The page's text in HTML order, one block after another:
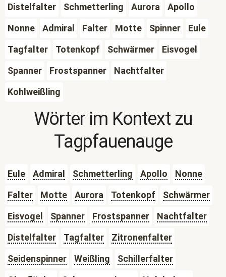
Distelfalter
Schmetterling Aurora
Apollo
Nonne
Admiral Falter Motte Spinner
Eule
Tagfalter
Totenkopf Schwärmer
Eisvogel
Spanner
Frostspanner
Nachtfalter
Kohlweißling
Wörter im Kontext zu
Tagpfauenauge
Eule Admiral Schmetterling Apollo
Nonne
Falter
Motte Aurora Totenkopf
Schwärmer
Eisvogel
Spanner Frostspanner
Nachtfalter
Distelfalter
Tagfalter
Zitronenfalter
Seidenspinner
Weißling
Schillerfalter